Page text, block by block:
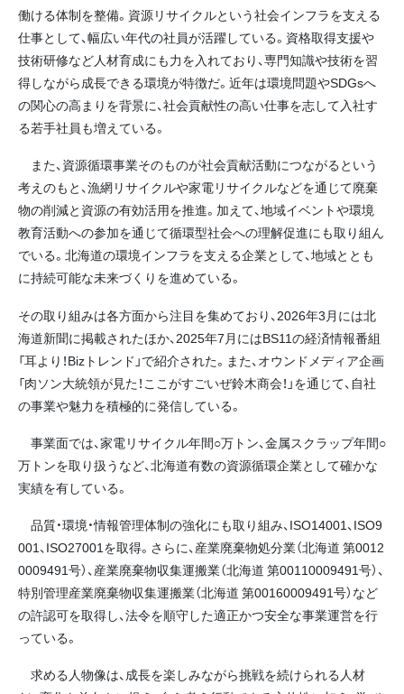
働ける体制を整備。資源リサイクルという社会インフラを支える
仕事として、幅広い年代の社員が活躍している。資格取得支援や
技術研修など人材育成にも力を入れており、専門知識や技術を習
得しながら成長できる環境が特徴だ。近年は環境問題やSDGsへ
の関心の高まりを背景に、社会貢献性の高い仕事を志して入社す
る若手社員も増えている。
また、資源循環事業そのものが社会貢献活動につながるという
考えのもと、漁網リサイクルや家電リサイクルなどを通じて廃棄
物の削減と資源の有効活用を推進。加えて、地域イベントや環境
教育活動への参加を通じて循環型社会への理解促進にも取り組ん
でいる。北海道の環境インフラを支える企業として、地域ととも
に持続可能な未来づくりを進めている。
その取り組みは各方面から注目を集めており、2026年3月には北
海道新聞に掲載されたほか、2025年7月にはBS11の経済情報番組
「耳より！Bizトレンド」で紹介された。また、オウンドメディア企画
「肉ソン大統領が見た！ここがすごいぜ鈴木商会！」を通じて、自社
の事業や魅力を積極的に発信している。
事業面では、家電リサイクル年間○万トン、金属スクラップ年間○
万トンを取り扱うなど、北海道有数の資源循環企業として確かな
実績を有している。
品質・環境・情報管理体制の強化にも取り組み、ISO14001、ISO9
001、ISO27001を取得。さらに、産業廃棄物処分業（北海道 第0012
0009491号）、産業廃棄物収集運搬業（北海道 第00110009491号）、
特別管理産業廃棄物収集運搬業（北海道 第00160009491号）など
の許認可を取得し、法令を順守した適正かつ安全な事業運営を行
っている。
求める人物像は、成長を楽しみながら挑戦を続けられる人材